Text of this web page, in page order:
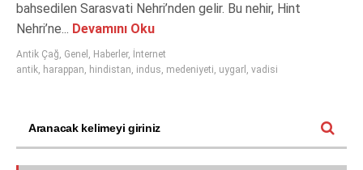
bahsedilen Sarasvati Nehri’nden gelir. Bu nehir, Hint
Nehri’ne... Devamını Oku
Antik Çağ, Genel , Haberler, İnternet
antik, harappan, hindistan, indus, medeniyeti, uygarl , vadisi